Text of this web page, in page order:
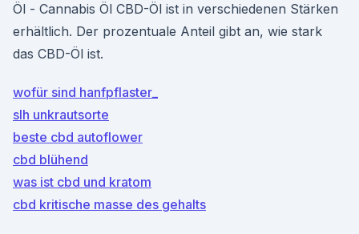
Öl - Cannabis Öl CBD-Öl ist in verschiedenen Stärken
erhältlich. Der prozentuale Anteil gibt an, wie stark
das CBD-Öl ist.
wofür sind hanfpflaster_
slh unkrautsorte
beste cbd autoflower
cbd blühend
was ist cbd und kratom
cbd kritische masse des gehalts